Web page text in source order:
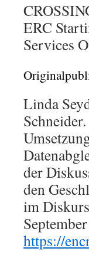
ERC
Services
Linda
der
den
im
https://